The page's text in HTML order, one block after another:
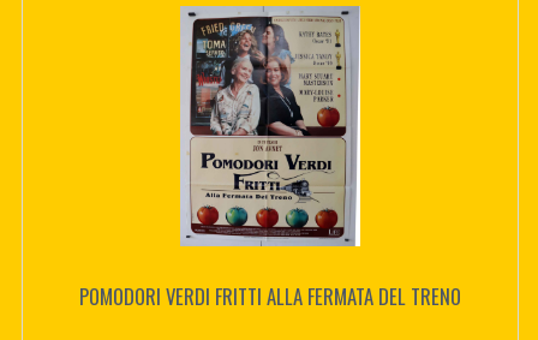
POMODORI VERDI FRITTI ALLA FERMATA DEL TRENO